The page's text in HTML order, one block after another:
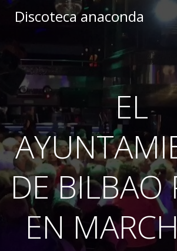
to
Discoteca anaconda
EL
DE BILBAO
EN